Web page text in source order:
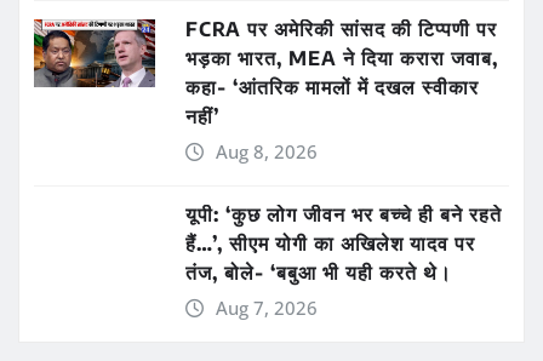
FCRA पर अमेरिकी सांसद की टिप्पणी पर
भड़का भारत, MEA ने दिया करारा जवाब,
कहा- ‘आंतरिक मामलों में दखल स्वीकार
नहीं’
Aug 8, 2026
यूपी: ‘कुछ लोग जीवन भर बच्चे ही बने रहते
हैं…’, सीएम योगी का अखिलेश यादव पर
तंज, बोले- ‘बबुआ भी यही करते थे।
Aug 7, 2026